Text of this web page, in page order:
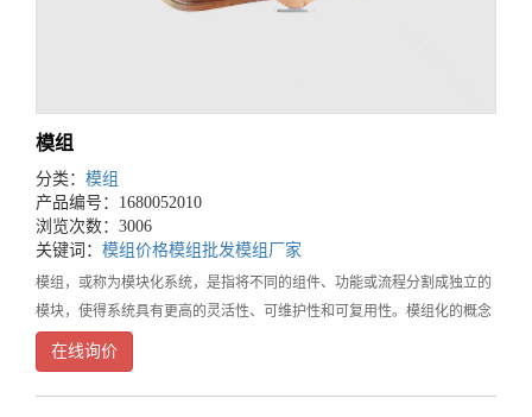
模组
分类： 模组
产品编号：1680052010
浏览次数：3006
关键词： 模组价格模组批发模组厂家
模组，或称为模块化系统，是指将不同的组件、功能或流程分割成独立的
模块，使得系统具有更高的灵活性、可维护性和可复用性。模组化的概念
来源于工程领域，更具体地讲，是由美国航天局在上世纪60年代提出的。
在航天飞行器的制造中，每一个部分都是由独立的组
在线询价